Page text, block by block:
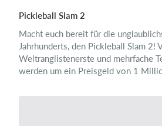
Pickleball Slam 2
Macht euch bereit für die
Jahrhunderts, den Pickleball Slam 2!
Weltranglistenerste und mehrfache
werden um ein Preisgeld von 1